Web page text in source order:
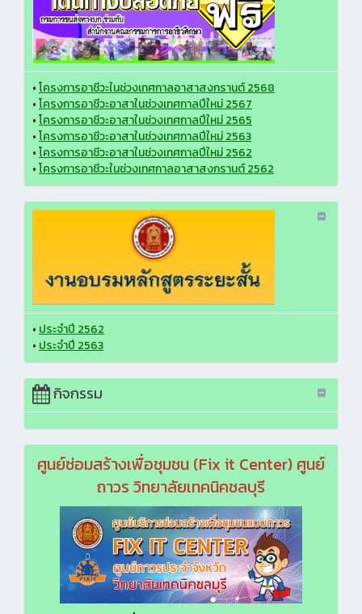
•โครงการอาชีวะในช่วงเทศกาลอาสาสงกรานต์ 2568
•โครงการอาชีวะอาสาในช่วงเทศกาลปีใหม่ 2567
•โครงการอาชีวะอาสาในช่วงเทศกาลปีใหม่ 2565
•โครงการอาชีวะอาสาในช่วงเทศกาลปีใหม่ 2563
•โครงการอาชีวะอาสาในช่วงเทศกาลปีใหม่ 2562
•โครงการอาชีวะในช่วงเทศกาลอาสาสงกรานต์ 2562
• ประจำปี 2562
• ประจำปี 2563
กิจกรรม
ศูนย์ซ่อมสร้างเพื่อชุมชน (Fix it Center) ศูนย์
ถาวร วิทยาลัยเทคนิคชลบุรี